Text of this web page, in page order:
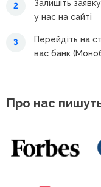
2
Залишіть
у нас на сайті
3
Перейдіть на
вас банк
Про нас